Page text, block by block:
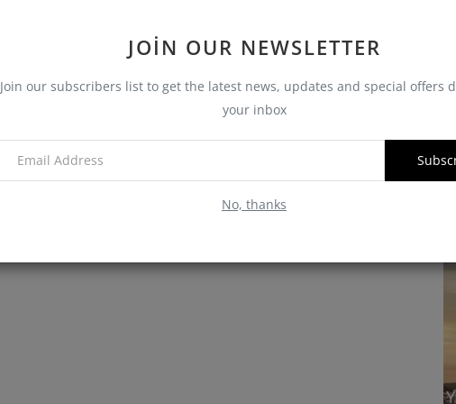
JOIN OUR NEWSLETTER
Join our subscribers list to get the latest news, updates and special offers
your inbox
No, thanks